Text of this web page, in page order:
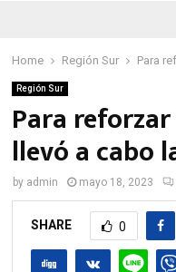
Home Región Sur Para
Región Sur
Para
llevó a cabo
by admin mayo 18, 2023
SHARE 0